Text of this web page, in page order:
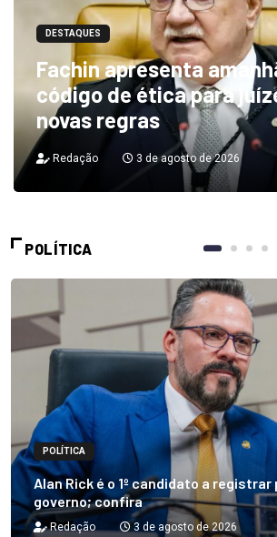
DESTAQUES
Fachin apresenta
código de ética para
novas regras
Redação 3 de agosto de 2026
POLÍTICA
POLÍTICA
Alan Rick é o 1º candidato a registrar
governo; confira
Redação 3 de agosto de 2026